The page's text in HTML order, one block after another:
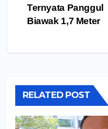
Ternyata Panggul
Biawak 1,7 Meter
RELATED POST